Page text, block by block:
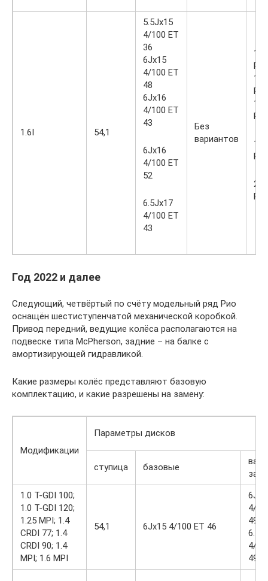
1.6I 54,1
5.5Jx15
4/100 ET
36
6Jx15
4/100 ET
48
6Jx16
4/100 ET
43
6Jx16
4/100 ET
52
6.5Jx17
4/100 ET
43
Без
вариантов
R15
R15
R16
R16
R17
Год 2022 и далее
Следующий, четвёртый по счёту модельный ряд Рио
оснащён шестиступенчатой механической коробкой.
Привод передний, ведущие колёса располагаются на
подвеске типа McPherson, задние – на балке с
амортизирующей гидравликой.
Какие размеры колёс представляют базовую
комплектацию, и какие разрешены на замену:
Модификации
Параметры дисков
ступица базовые
1.0 T-GDI 100;
1.0 T-GDI 120;
1.25 MPI; 1.4
CRDI 77; 1.4
CRDI 90; 1.4
MPI; 1.6 MPI
54,1 6Jx15 4/100 ET 46
4/
49
4/
49